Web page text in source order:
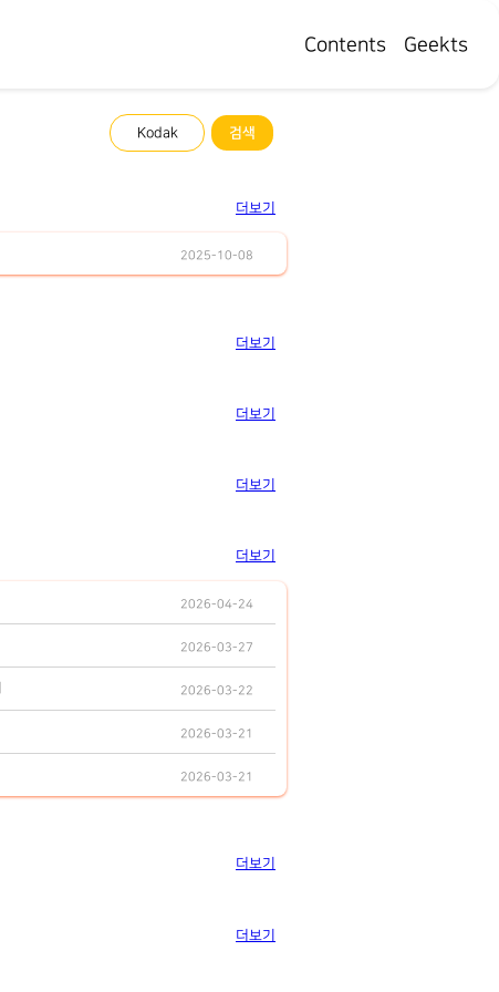
Contents Geekts
더보기
2025-10-08
더보기
더보기
더보기
더보기
2026-04-24
2026-03-27
2026-03-22
2026-03-21
2026-03-21
더보기
더보기